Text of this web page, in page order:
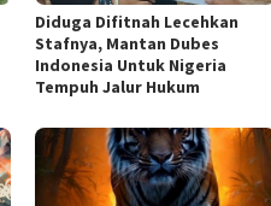
Diduga Difitnah Lecehkan
Stafnya, Mantan Dubes
Indonesia Untuk Nigeria
Tempuh Jalur Hukum